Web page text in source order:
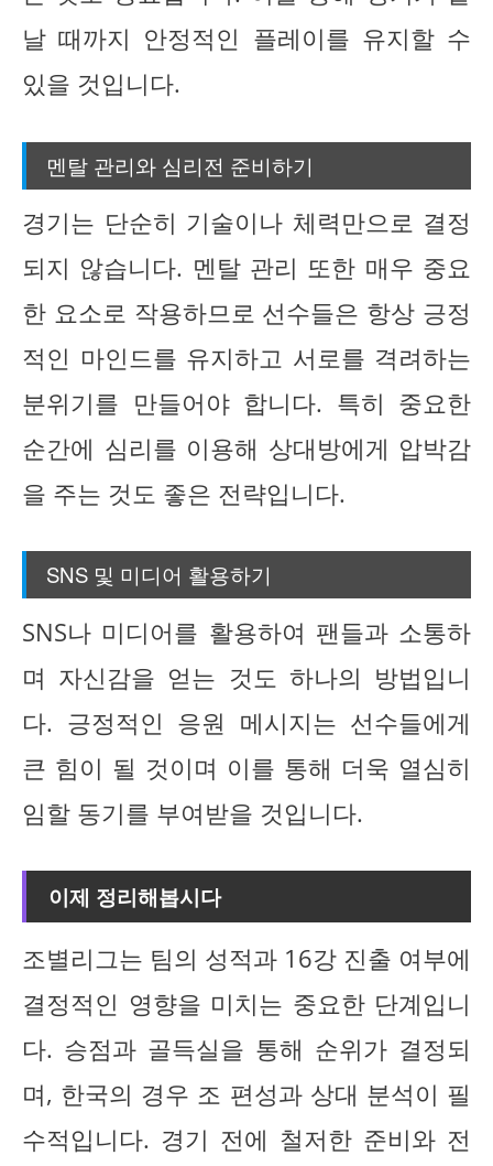
날 때까지 안정적인 플레이를 유지할 수
있을 것입니다.
멘탈 관리와 심리전 준비하기
경기는 단순히 기술이나 체력만으로 결정
되지 않습니다. 멘탈 관리 또한 매우 중요
한 요소로 작용하므로 선수들은 항상 긍정
적인 마인드를 유지하고 서로를 격려하는
분위기를 만들어야 합니다. 특히 중요한
순간에 심리를 이용해 상대방에게 압박감
을 주는 것도 좋은 전략입니다.
SNS 및 미디어 활용하기
SNS나 미디어를 활용하여 팬들과 소통하
며 자신감을 얻는 것도 하나의 방법입니
다. 긍정적인 응원 메시지는 선수들에게
큰 힘이 될 것이며 이를 통해 더욱 열심히
임할 동기를 부여받을 것입니다.
이제 정리해봅시다
조별리그는 팀의 성적과 16강 진출 여부에
결정적인 영향을 미치는 중요한 단계입니
다. 승점과 골득실을 통해 순위가 결정되
며, 한국의 경우 조 편성과 상대 분석이 필
수적입니다. 경기 전에 철저한 준비와 전